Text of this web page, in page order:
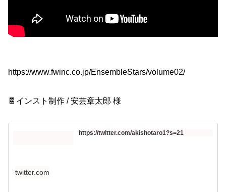
https://www.fwinc.co.jp/EnsembleStars/volume02/
🍫インスト制作 / 安芸章太郎 様
https://twitter.com/akishotaro1?s=21
twitter.com